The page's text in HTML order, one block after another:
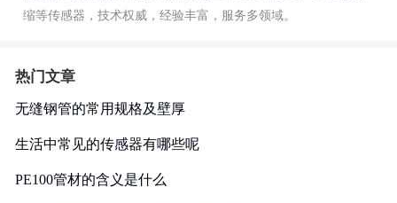
缩等传感器，技术权威，经验丰富，服务多领域。
热门文章
无缝钢管的常用规格及壁厚
生活中常见的传感器有哪些呢
PE100管材的含义是什么